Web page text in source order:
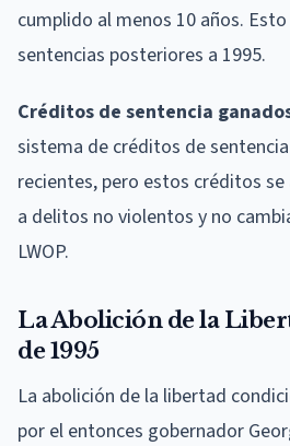
cumplido al menos 10 años.
sentencias posteriores a 1995.
Créditos de sentencia
sistema de créditos de
recientes, pero estos créditos
a delitos no violentos y no
LWOP.
La Abolición de la
de 1995
La abolición de la libertad
por el entonces gobernador